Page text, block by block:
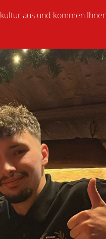
aus und kommen